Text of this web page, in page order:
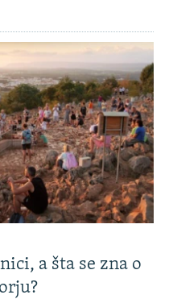
a šta se zna o